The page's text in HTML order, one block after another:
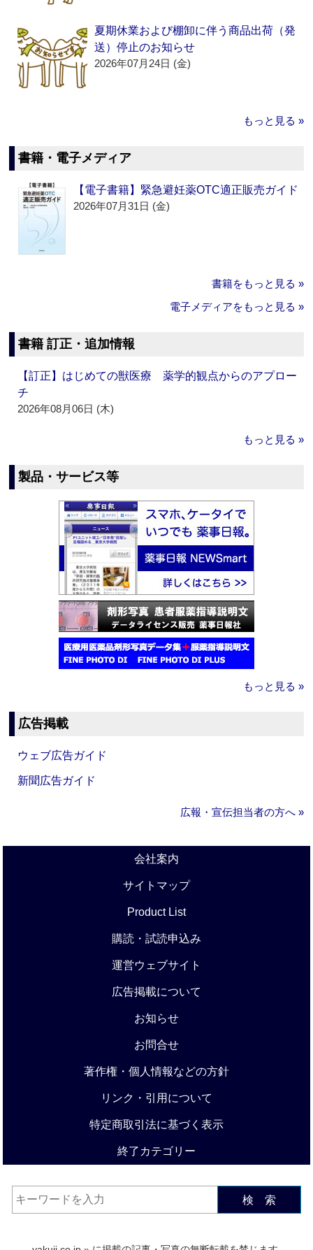
夏期休業および棚卸に伴う商品出荷（発
送）停止のお知らせ
2026年07月24日 (金)
もっと見る »
書籍・電子メディア
【電子書籍】緊急避妊薬OTC適正販売ガイド
2026年07月31日 (金)
書籍をもっと見る »
電子メディアをもっと見る »
書籍 訂正・追加情報
【訂正】はじめての獣医療 薬学的観点からのアプロー
チ
2026年08月06日 (木)
もっと見る »
製品・サービス等
もっと見る »
広告掲載
ウェブ広告ガイド
新聞広告ガイド
広報・宣伝担当者の方へ »
会社案内
サイトマップ
Product List
購読・試読申込み
運営ウェブサイト
広告掲載について
お知らせ
お問合せ
著作権・個人情報などの方針
リンク・引用について
特定商取引法に基づく表示
終了カテゴリー
検 索